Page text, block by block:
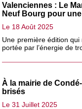
Valenciennes : Le
Neuf Bourg pour
Le 18 Août 2025
Une première édition qui
portée par l’énergie de
À la mairie de
brisés
Le 31 Juillet 2025